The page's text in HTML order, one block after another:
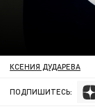
КСЕНИЯ ДУДАРЕВА
ПОДПИШИТЕСЬ: